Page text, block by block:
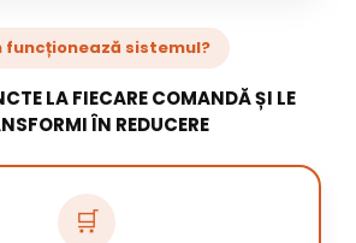
funcționează sistemul?
LA FIECARE COMANDĂ ȘI LE
ÎN REDUCERE
🛒